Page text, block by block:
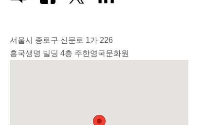
서울시 종로구 신문로 1가 226
흥국생명 빌딩 4층 주한영국문화원